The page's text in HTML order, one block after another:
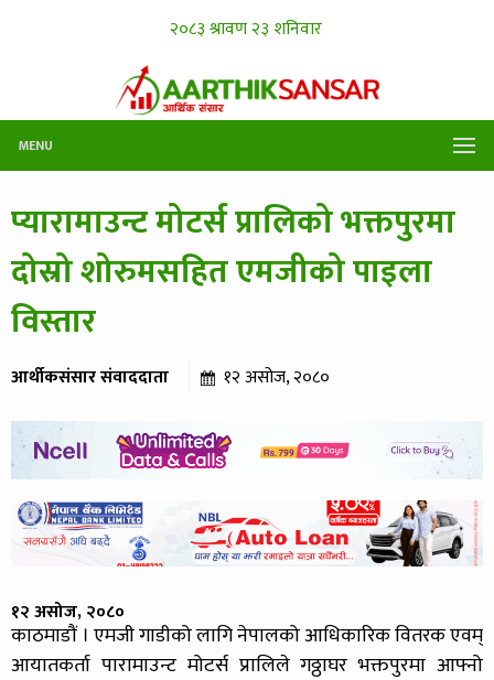
MENU
प्यारामाउन्ट मोटर्स प्रालिको भक्तपुरमा
दोस्रो शोरुमसहित एमजीको पाइला
विस्तार
आर्थीकसंसार संवाददाता १२ असोज, २०८०
१२ असोज, २०८०
काठमाडौं । एमजी गाडीको लागि नेपालको आधिकारिक वितरक एवम्
आयातकर्ता पारामाउन्ट मोटर्स प्रालिले गठ्ठाघर भक्तपुरमा आफ्नो